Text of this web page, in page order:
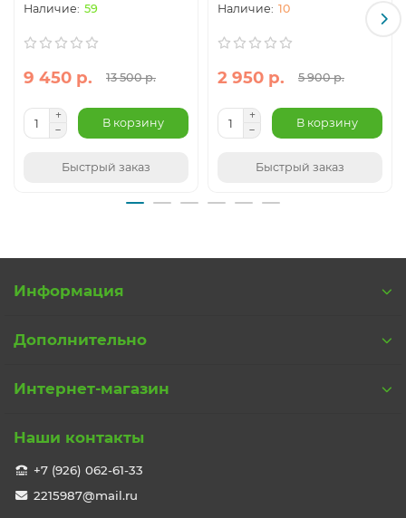
59
9 450 р. 13 500 р.
В корзину
Быстрый заказ
10
2 950 р. 5 900 р.
В корзину
Быстрый заказ
Информация
Дополнительно
Интернет-магазин
Наши контакты
+7 (926) 062-61-33
2215987@mail.ru